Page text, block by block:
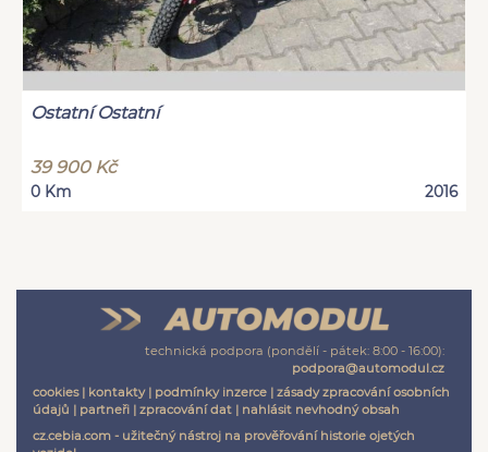
Ostatní Ostatní
39 900 Kč
0 Km 2016
technická podpora (pondělí - pátek: 8:00 - 16:00):
podpora@automodul.cz
cookies| kontakty| podmínky inzerce | zásady zpracování osobních
údajů | partneři | zpracování dat | nahlásit nevhodný obsah
cz.cebia.com - užitečný nástroj na prověřování historie ojetých